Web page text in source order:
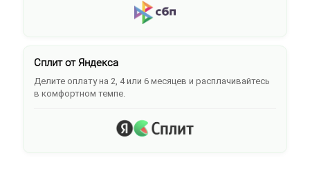
Сплит от Яндекса
Делите оплату на 2, 4 или 6 месяцев и расплачивайтесь
в комфортном темпе.